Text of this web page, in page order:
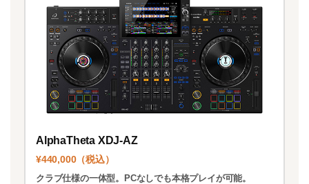
AlphaTheta XDJ-AZ
¥440,000（税込）
クラブ仕様の一体型。PCなしでも本格プレイが可能。